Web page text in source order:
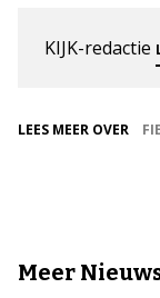
KIJK-redactie
LEES MEER OVER
Meer